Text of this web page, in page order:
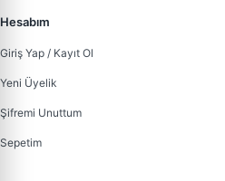
Hesabım
Giriş Yap / Kayıt Ol
Yeni Üyelik
Şifremi Unuttum
Sepetim